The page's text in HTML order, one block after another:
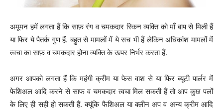
अमूमन हमें लगता हैं कि साफ़ रंग व चमकदार स्किन व्यक्ति को माँ बाप से मिली हैं
या फिर ये पैतर्क गुण हैं. बहुत से मामलों में ये सच भी हैं लेकिन अधिकांश मामलों में
त्वचा का साफ़ व चमकदार होना व्यक्ति के ऊपर निर्भर करता हैं.
अगर आपको लगता हैं कि महंगी क्रीम या फेस वाश से या फिर ब्यूटी पार्लर में
फेशिअल आदि करने से साफ व चमकदार त्वचा मिल सकती हैं तो आप कुछ पलों
के लिए ही सही हो सकती हैं. क्यूंकि फैशिअल या क्लीन अप व अन्य क्रीम आदि